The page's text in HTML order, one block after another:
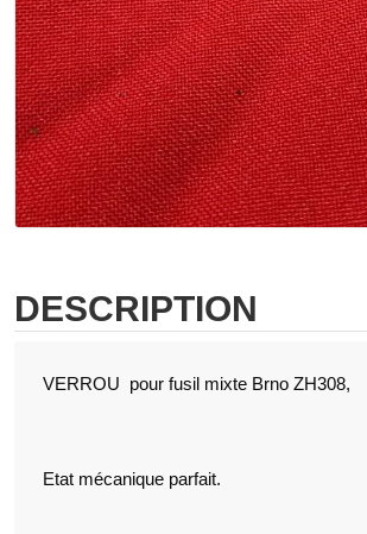
DESCRIPTION
VERROU pour fusil mixte Brno ZH308,
Etat mécanique parfait.